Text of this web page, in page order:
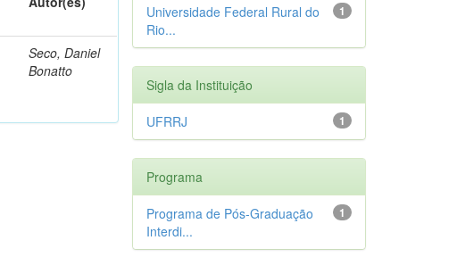
Seco, Daniel
Bonatto
1
Universidade Federal Rural do
Rio...
Sigla da Instituição
1
UFRRJ
Programa
1
Programa de Pós-Graduação
Interdi...